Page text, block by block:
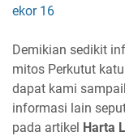
ekor 16
Demikian sedikit
mitos Perkutut
dapat kami
informasi lain
pada artikel Harta